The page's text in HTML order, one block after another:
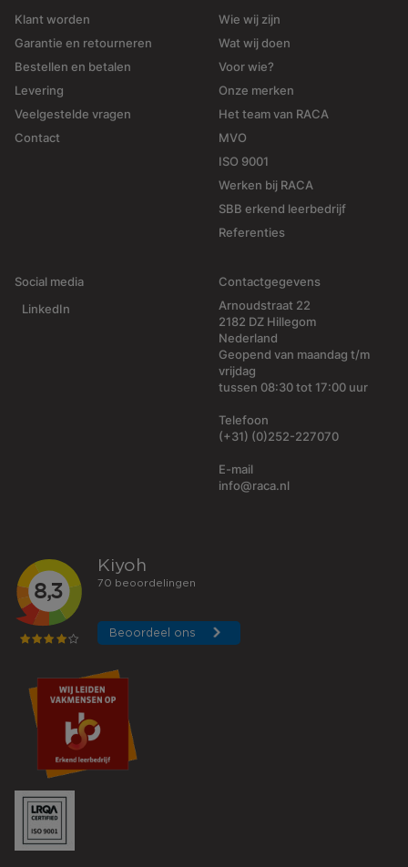
Klant worden
Garantie en retourneren
Bestellen en betalen
Levering
Veelgestelde vragen
Contact
Wie wij zijn
Wat wij doen
Voor wie?
Onze merken
Het team van RACA
MVO
ISO 9001
Werken bij RACA
SBB erkend leerbedrijf
Referenties
Social media
LinkedIn
Contactgegevens
Arnoudstraat 22
2182 DZ Hillegom
Nederland
Geopend van maandag t/m
vrijdag
tussen 08:30 tot 17:00 uur
Telefoon
(+31) (0)252-227070
E-mail
info@raca.nl